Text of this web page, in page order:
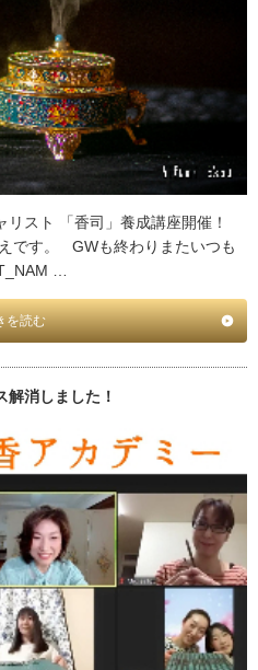
リスト 「香司」養成講座開催！
です。 GWも終わりまたいつも
…
を読む
解消しました！